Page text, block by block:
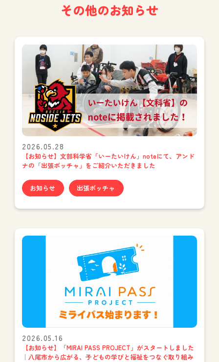
その他のお知らせ
2026.05.28
【お知らせ】文部科学省「いーたいけん」noteにて、アンド
ナの「出張ボッチャ」をご紹介いただきました
お知らせ 出張ボッチャ
2026.05.16
【お知らせ】「MIRAI PASS PROJECT」がスタートしました
｜八尾市から広がる、子どもの学びと福祉をつなぐ取り組み